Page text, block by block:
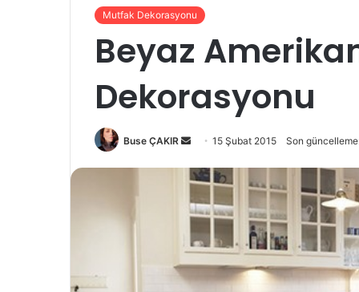
Mutfak Dekorasyonu
Beyaz
Dekorasyonu
Buse ÇAKIR
r
-
o
15 Şubat 2015 Son